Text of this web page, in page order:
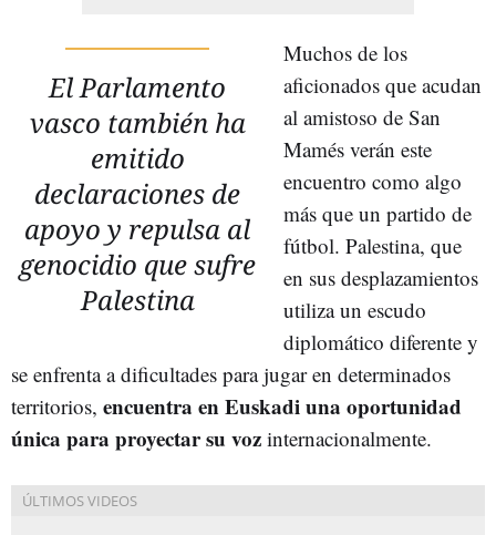
El Parlamento
vasco también ha
emitido
declaraciones de
apoyo y repulsa al
genocidio que sufre
Palestina
Muchos de los
aficionados que acudan
al amistoso de San
Mamés verán este
encuentro como algo
más que un partido de
fútbol. Palestina, que
en sus desplazamientos
utiliza un escudo
diplomático diferente y
se enfrenta a dificultades para jugar en determinados
territorios, encuentra en Euskadi una oportunidad
única para proyectar su voz internacionalmente.